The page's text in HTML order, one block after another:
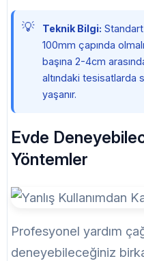
Teknik Bilgi:
100mm çapında
başına 2-4cm
altındaki tesisatlarda
yaşanır.
Evde
Yöntemler
Profesyonel yardım
deneyebileceğiniz